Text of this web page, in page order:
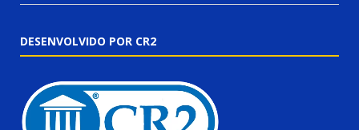
DESENVOLVIDO POR CR2